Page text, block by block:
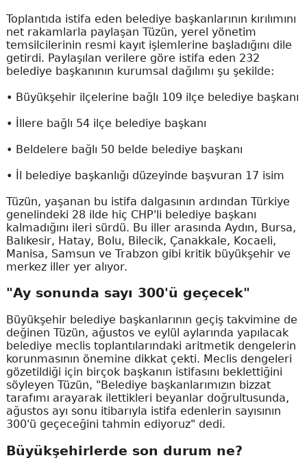
Toplantıda istifa eden belediye başkanlarının kırılımını
net rakamlarla paylaşan Tüzün, yerel yönetim
temsilcilerinin resmi kayıt işlemlerine başladığını dile
getirdi. Paylaşılan verilere göre istifa eden 232
belediye başkanının kurumsal dağılımı şu şekilde:
• Büyükşehir ilçelerine bağlı 109 ilçe belediye başkanı
• İllere bağlı 54 ilçe belediye başkanı
• Beldelere bağlı 50 belde belediye başkanı
• İl belediye başkanlığı düzeyinde başvuran 17 isim
Tüzün, yaşanan bu istifa dalgasının ardından Türkiye
genelindeki 28 ilde hiç CHP'li belediye başkanı
kalmadığını ileri sürdü. Bu iller arasında Aydın, Bursa,
Balıkesir, Hatay, Bolu, Bilecik, Çanakkale, Kocaeli,
Manisa, Samsun ve Trabzon gibi kritik büyükşehir ve
merkez iller yer alıyor.
"Ay sonunda sayı 300'ü geçecek"
Büyükşehir belediye başkanlarının geçiş takvimine de
değinen Tüzün, ağustos ve eylül aylarında yapılacak
belediye meclis toplantılarındaki aritmetik dengelerin
korunmasının önemine dikkat çekti. Meclis dengeleri
gözetildiği için birçok başkanın istifasını beklettiğini
söyleyen Tüzün, "Belediye başkanlarımızın bizzat
tarafımı arayarak ilettikleri beyanlar doğrultusunda,
ağustos ayı sonu itibarıyla istifa edenlerin sayısının
300'ü geçeceğini tahmin ediyoruz" dedi.
Büyükşehirlerde son durum ne?